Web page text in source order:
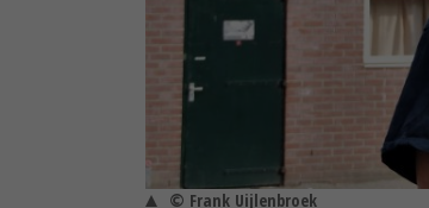
© Frank Uijlenbroek